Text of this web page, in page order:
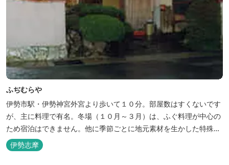
ふぢむらや
伊勢市駅・伊勢神宮外宮より歩いて１０分。部屋数はすくないです
が、主に料理で有名。冬場（１０月～３月）は、ふぐ料理が中心の
ため宿泊はできません。他に季節ごとに地元素材を生かした特殊料
理もお楽しみ頂けます。
伊勢志摩